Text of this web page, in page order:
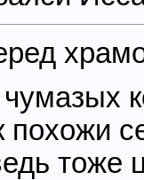
похожи
тоже